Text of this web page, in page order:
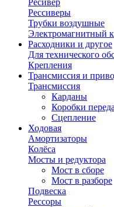
Ресивер
Рессиверы
Трубки воздушные
Электромагнитный
Расходники и другое
Для технического
Крепления
Трансмиссия и
Трансмиссия
Карданы
Коробки
Сцепление
Ходовая
Амортизаторы
Колёса
Мосты и редуктора
Мост в сборе
Мост в разборе
Подвеска
Рессоры